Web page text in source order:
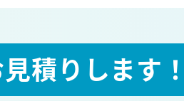
積りします！